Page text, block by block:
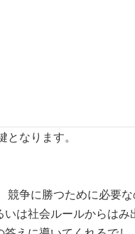
なります。
競争に勝つために必要
は社会ルールからはみ